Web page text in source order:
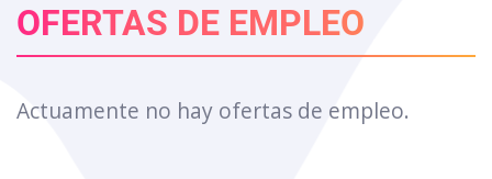
OFERTAS DE EMPLEO
Actuamente no hay ofertas de empleo.